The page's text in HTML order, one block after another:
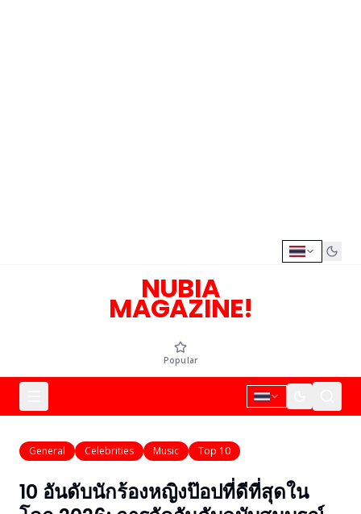
NUBIA
MAGAZINE!
Popular
General Celebrities Music Top 10
10 อันดับนักร้องหญิงป๊อปที่ดีที่สุดใน